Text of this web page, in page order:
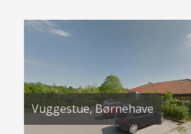
Vuggestue, Børnehave